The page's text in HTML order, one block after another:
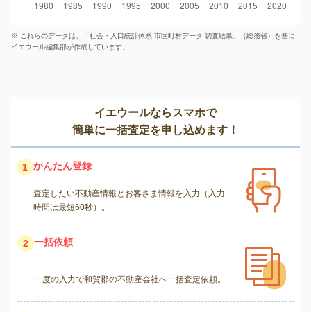
※ これらのデータは、「社会・人口統計体系 市区町村データ 調査結果」（総務省）を基に
イエウール編集部が作成しています。
イエウールならスマホで
簡単に一括査定を申し込めます！
1 かんたん登録
査定したい不動産情報とお客さま情報を入力（入力
時間は最短60秒）。
2 一括依頼
一度の入力で和賀郡の不動産会社へ一括査定依頼。